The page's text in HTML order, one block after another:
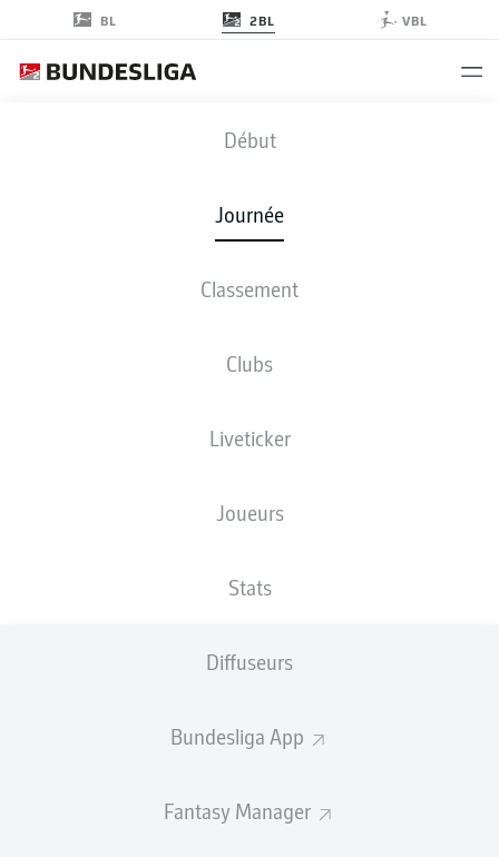
BL 2BL VBL
Début
Journée
Classement
Clubs
Liveticker
Joueurs
Stats
Diffuseurs
Bundesliga App
Fantasy Manager
KSC - FCK
COMPOSITIONS STATISTIQUES